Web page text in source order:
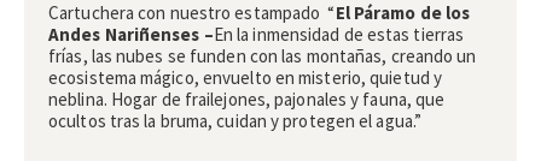
Cartucheracon nuestro estampado “El Páramo de los
Andes Nariñenses –En la inmensidad de estas tierras
frías, las nubes se funden con las montañas, creando un
ecosistema mágico, envuelto en misterio, quietud y
neblina. Hogar de frailejones, pajonales y fauna, que
ocultos tras la bruma, cuidan y protegen el agua.”